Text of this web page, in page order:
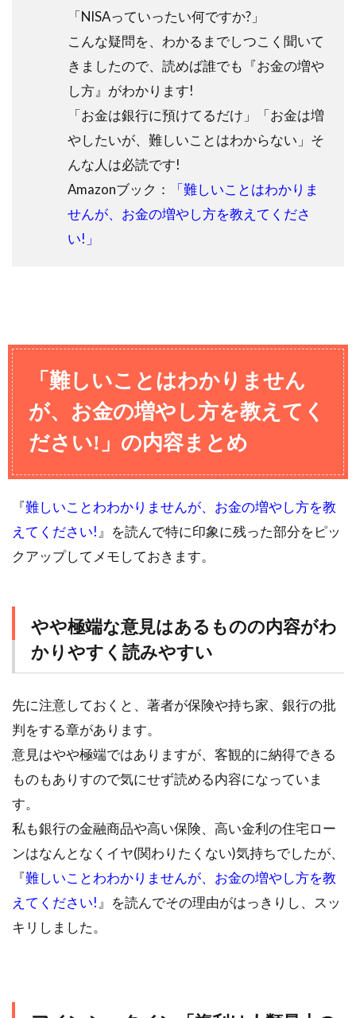
「NISAっていったい何ですか?」
こんな疑問を、わかるまでしつこく聞いて
きましたので、読めば誰でも『お金の増や
し方』がわかります!
「お金は銀行に預けてるだけ」「お金は増
やしたいが、難しいことはわからない」そ
んな人は必読です!
Amazonブック：
「難しいことはわかりま
せんが、お金の増やし方を教えてくださ
い!」
「難しいことはわかりません
が、お金の増やし方を教えてく
ださい!」の内容まとめ
『難しいことわわかりませんが、お金の増やし方を教
えてください! 』を読んで特に印象に残った部分をピッ
クアップしてメモしておきます。
やや極端な意見はあるものの内容がわ
かりやすく読みやすい
先に注意しておくと、著者が保険や持ち家、銀行の批
判をする章があります。
意見はやや極端ではありますが、客観的に納得できる
ものもありすので気にせず読める内容になっていま
す。
私も銀行の金融商品や高い保険、高い金利の住宅ロー
ンはなんとなくイヤ(関わりたくない)気持ちでしたが、
『難しいことわわかりませんが、お金の増やし方を教
えてください! 』を読んでその理由がはっきりし、スッ
キリしました。